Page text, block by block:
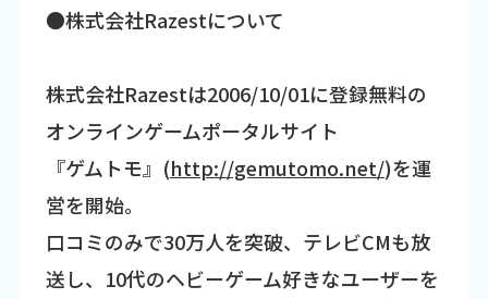
●株式会社Razestについて
株式会社Razestは2006/10/01に登録無料の
オンラインゲームポータルサイト
『ゲムトモ』(http://gemutomo.net/)を運
営を開始。
口コミのみで30万人を突破、テレビCMも放
送し、10代のヘビーゲーム好きなユーザーを